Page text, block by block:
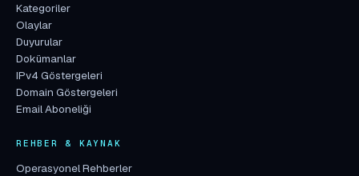
Kategoriler
Olaylar
Duyurular
Dokümanlar
IPv4 Göstergeleri
Domain Göstergeleri
Email Aboneliği
REHBER & KAYNAK
Operasyonel Rehberler